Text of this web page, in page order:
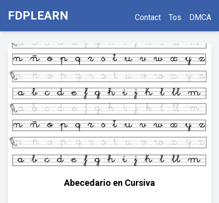
FDPLEARN Contact Tos DMCA
Abecedario en Cursiva